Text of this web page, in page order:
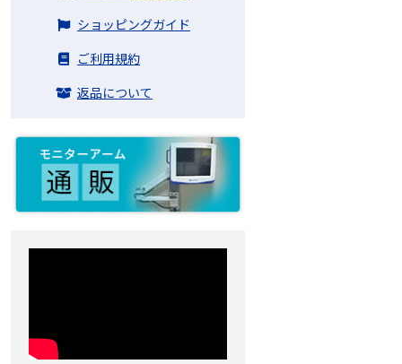
ショッピングガイド
ご利用規約
返品について